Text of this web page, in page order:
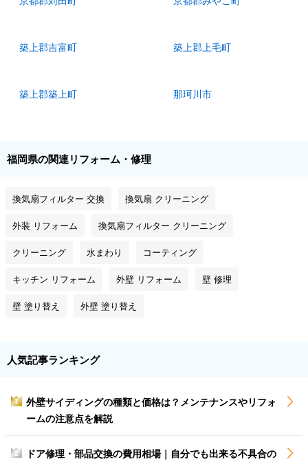
築上郡吉富町 築上郡上毛町
築上郡築上町 那珂川市
福岡県の関連リフォーム・修理
換気扇フィルター 交換 換気扇 クリーニング
外装 リフォーム 換気扇フィルター クリーニング
クリーニング 水まわり コーティング
キッチン リフォーム 外壁 リフォーム 壁 修理
壁 塗り替え 外壁 塗り替え
人気記事ランキング
1
外壁サイディングの種類と価格は？メンテナンスやリフォ
ームの注意点を解説
2
ドア修理・部品交換の費用相場｜自分でも出来る不具合の